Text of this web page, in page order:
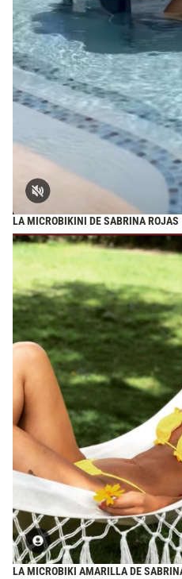
LA MICROBIKINI DE SABRINA ROJAS
LA MICROBIKI AMARILLA DE